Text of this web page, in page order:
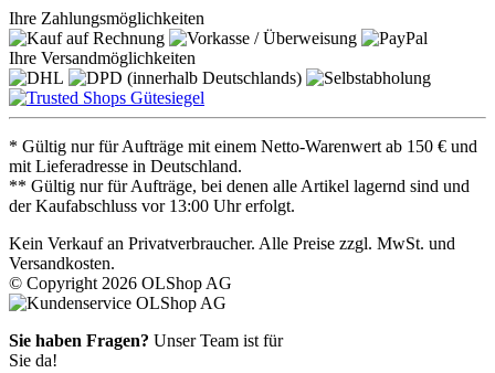
Ihre Zahlungsmöglichkeiten
Ihre Versandmöglichkeiten
* Gültig nur für Aufträge mit einem Netto-Warenwert ab 150 € und
mit Lieferadresse in Deutschland.
** Gültig nur für Aufträge, bei denen alle Artikel lagernd sind und
der Kaufabschluss vor 13:00 Uhr erfolgt.
Kein Verkauf an Privatverbraucher. Alle Preise zzgl. MwSt. und
Versandkosten.
© Copyright 2026 OLShop AG
Sie haben Fragen? Unser Team ist für
Sie da!